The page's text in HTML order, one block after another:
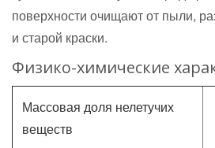
поверхности очищают от пыли,
и старой краски.
Физико-химические
Массовая доля нелетучих
веществ